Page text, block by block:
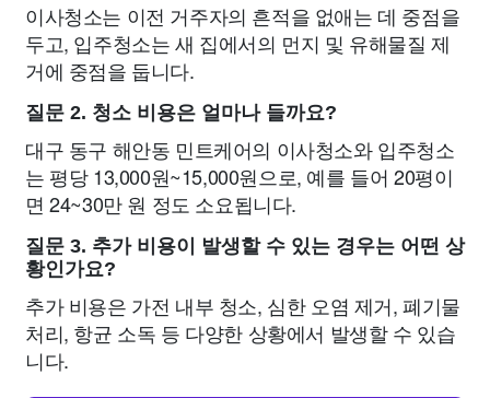
이사청소는 이전 거주자의 흔적을 없애는 데 중점을
두고, 입주청소는 새 집에서의 먼지 및 유해물질 제
거에 중점을 둡니다.
질문 2. 청소 비용은 얼마나 들까요?
대구 동구 해안동 민트케어의 이사청소와 입주청소
는 평당 13,000원~15,000원으로, 예를 들어 20평이
면 24~30만 원 정도 소요됩니다.
질문 3. 추가 비용이 발생할 수 있는 경우는 어떤 상
황인가요?
추가 비용은 가전 내부 청소, 심한 오염 제거, 폐기물
처리, 항균 소독 등 다양한 상황에서 발생할 수 있습
니다.